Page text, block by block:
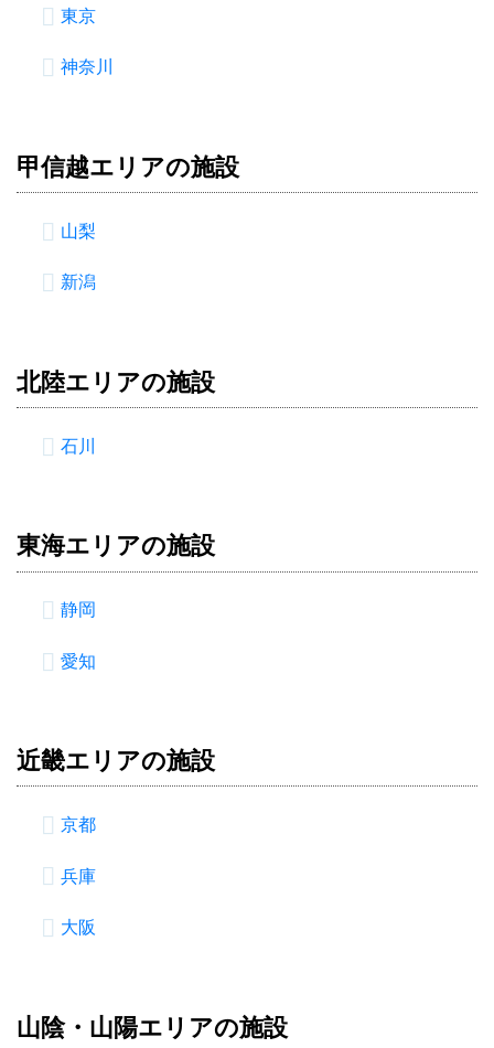
東京
神奈川
甲信越エリアの施設
山梨
新潟
北陸エリアの施設
石川
東海エリアの施設
静岡
愛知
近畿エリアの施設
京都
兵庫
大阪
山陰・山陽エリアの施設